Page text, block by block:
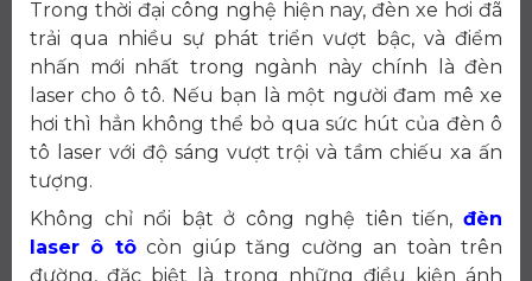
Trong thời đại công nghệ hiện nay, đèn xe hơi đã
trải qua nhiều sự phát triển vượt bậc, và điểm
nhấn mới nhất trong ngành này chính là đèn
laser cho ô tô. Nếu bạn là một người đam mê xe
hơi thì hẳn không thể bỏ qua sức hút của đèn ô
tô laser với độ sáng vượt trội và tầm chiếu xa ấn
tượng.
Không chỉ nổi bật ở công nghệ tiên tiến, đèn
laser ô tôcòn giúp tăng cường an toàn trên
đường, đặc biệt là trong những điều kiện ánh